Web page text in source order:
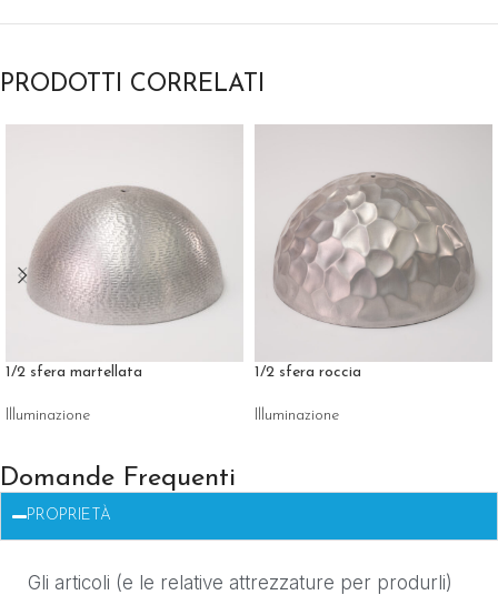
PRODOTTI CORRELATI
1/2 sfera martellata
Illuminazione
1/2 sfera roccia
Illuminazione
Domande Frequenti
PROPRIETÀ
Gli articoli (e le relative attrezzature per produrli)